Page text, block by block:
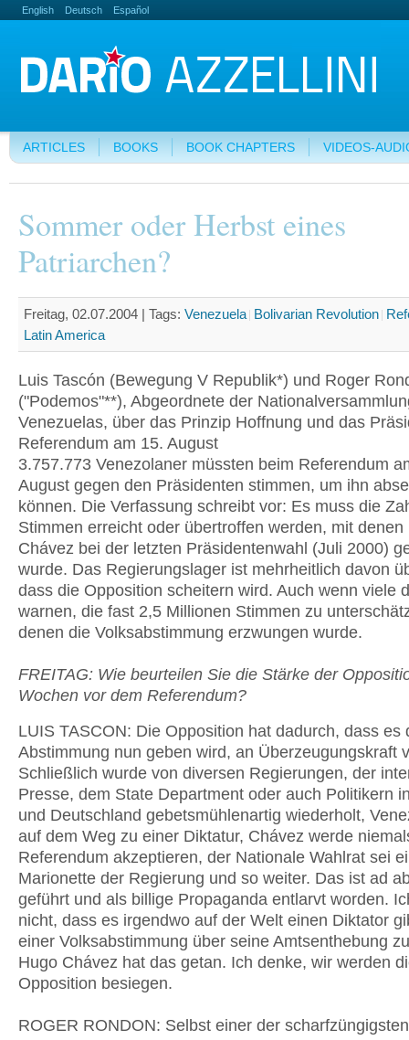
English Deutsch Español
ARTICLES BOOKS BOOK CHAPTERS VIDEOS-
Sommer oder Herbst eines
Patriarchen?
Freitag, 02.07.2004 | Tags: Venezuela Bolivarian Revolution
Latin America
Luis Tascón (Bewegung V Republik*) und Roger
("Podemos"**), Abgeordnete der
Venezuelas, über das Prinzip Hoffnung und das
Referendum am 15. August
3.757.773 Venezolaner müssten beim Referendum
August gegen den Präsidenten stimmen, um ihn
können. Die Verfassung schreibt vor: Es muss die
Stimmen erreicht oder übertroffen werden, mit denen
Chávez bei der letzten Präsidentenwahl (Juli 2000)
wurde. Das Regierungslager ist mehrheitlich davon
dass die Opposition scheitern wird. Auch wenn viele
warnen, die fast 2,5 Millionen Stimmen zu
denen die Volksabstimmung erzwungen wurde.
FREITAG: Wie beurteilen Sie die Stärke der
Wochen vor dem Referendum?
LUIS TASCON: Die Opposition hat dadurch, dass es
Abstimmung nun geben wird, an Überzeugungskraft
Schließlich wurde von diversen Regierungen, der
Presse, dem State Department oder auch Politikern
und Deutschland gebetsmühlenartig wiederholt,
auf dem Weg zu einer Diktatur, Chávez werde
Referendum akzeptieren, der Nationale Wahlrat sei
Marionette der Regierung und so weiter. Das ist ad
geführt und als billige Propaganda entlarvt worden.
nicht, dass es irgendwo auf der Welt einen Diktator
einer Volksabstimmung über seine Amtsenthebung
Hugo Chávez hat das getan. Ich denke, wir werden
Opposition besiegen.
ROGER RONDON: Selbst einer der scharfzüngigsten